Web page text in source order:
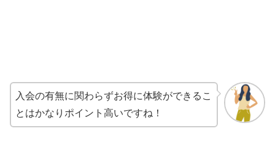
入会の有無に関わらずお得に体験ができるこ
とはかなりポイント高いですね！